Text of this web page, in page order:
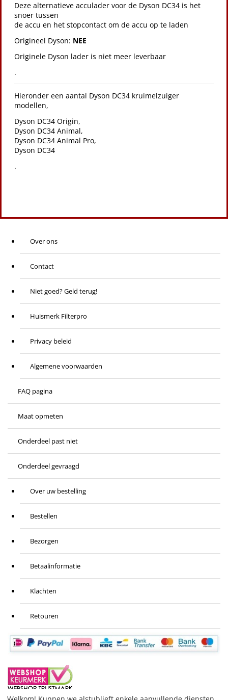
Deze alternatieve acculader voor de Dyson DC34 is het
snoer tussen
de accu en het stopcontact om de accu op te laden
Origineel Dyson: NEE
Originele Dyson lader is niet meer leverbaar
.
Hieronder een aantal Dyson DC34 kruimelzuiger
modellen,
Dyson DC34 Origin,
Dyson DC34 Animal,
Dyson DC34 Animal Pro,
Dyson DC34
.
Over ons
Contact
Niet goed? Geld terug!
Huismerk Filterpro
Privacy beleid
Algemene voorwaarden
FAQ pagina
Maat opmeten
Onderdeel past niet
Onderdeel gevraagd
Over uw bestelling
Bestellen
Bezorgen
Betaalinformatie
Klachten
Retouren